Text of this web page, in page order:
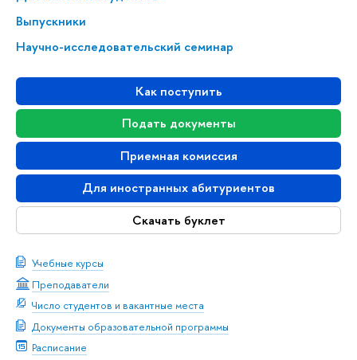
Выпускники
Научно-исследовательский семинар
Как поступить
Подать документы
Приемная комиссия
Для иностранных абитуриентов
Скачать буклет
Учебные курсы
Преподаватели
Число студентов и вакантные места
Документы образовательной программы
Расписание